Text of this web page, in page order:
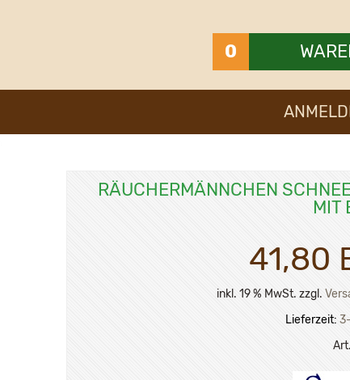
0
RÄUCHERMÄNNCHEN
MIT
41,80
inkl. 19 % MwSt. zzgl.
Lieferzeit: